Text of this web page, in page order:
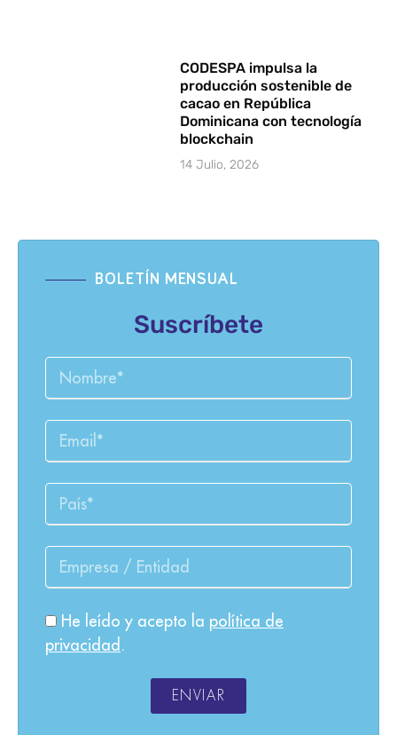
CODESPA impulsa la
producción sostenible de
cacao en República
Dominicana con tecnología
blockchain
14 Julio, 2026
BOLETÍN MENSUAL
Suscríbete
He leído y acepto la política de
privacidad .
ENVIAR